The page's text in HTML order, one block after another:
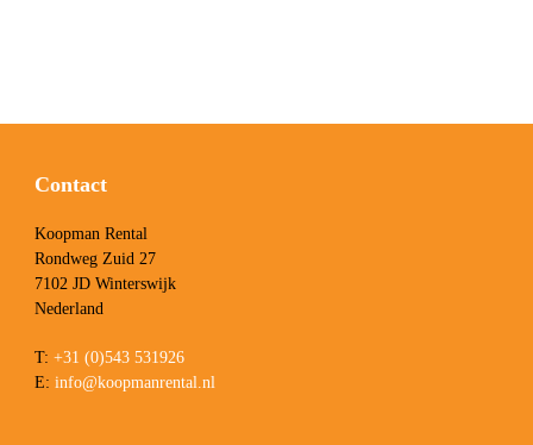
Contact
Koopman Rental
Rondweg Zuid 27
7102 JD Winterswijk
Nederland
T: +31 (0)543 531926
E: info@koopmanrental.nl